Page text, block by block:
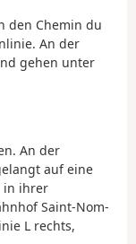
den Chemin du
An der
gehen unter
An der
auf eine
in ihrer
Saint-Nom-
L rechts,